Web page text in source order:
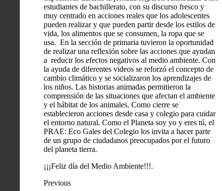
estudiantes de bachillerato, con su discurso fresco y
muy centrado en acciones reales que los adolescentes
pueden realizar y que pueden partir desde los estilos de
vida, los alimentos que se consumen, la ropa que se
usa. En la sección de primaria tuvieron la oportunidad
de realizar una reflexión sobre las acciones que ayudan
a reducir los efectos negativos al medio ambiente. Con
la ayuda de diferentes videos se reforzó el concepto de
cambio climático y se socializaron los aprendizajes de
los niños. Las historias animadas permitieron la
comprensión de las situaciones que afectan el ambiente
y el hábitat de los animales. Como cierre se
establecieron acciones desde casa y colegio para cuidar
el entorno natural. Como el Planeta soy yo y eres tú, el
PRAE: Eco Gales del Colegio los invita a hacer parte
de un grupo de ciudadanos preocupados por el futuro
del planeta tierra.
¡¡¡Feliz día del Medio Ambiente!!!.
Previous